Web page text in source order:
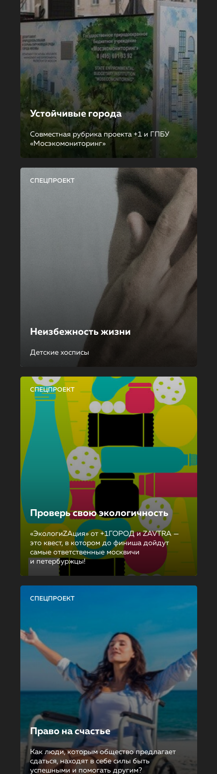
Устойчивые города
Совместная рубрика проекта +1 и ГПБУ
«Мосэкомониторинг»
СПЕЦПРОЕКТ
Неизбежность жизни
Детские хосписы
СПЕЦПРОЕКТ
Проверь свою экологичность
«ЭкологиZAция» от +1ГОРОД и ZAVTRA —
это квест, в котором до финиша дойдут
самые ответственные москвичи
и петербуржцы!
СПЕЦПРОЕКТ
Право на счастье
Как люди, которым общество предлагает
сдаться, находят в себе силы быть
успешными и помогать другим?